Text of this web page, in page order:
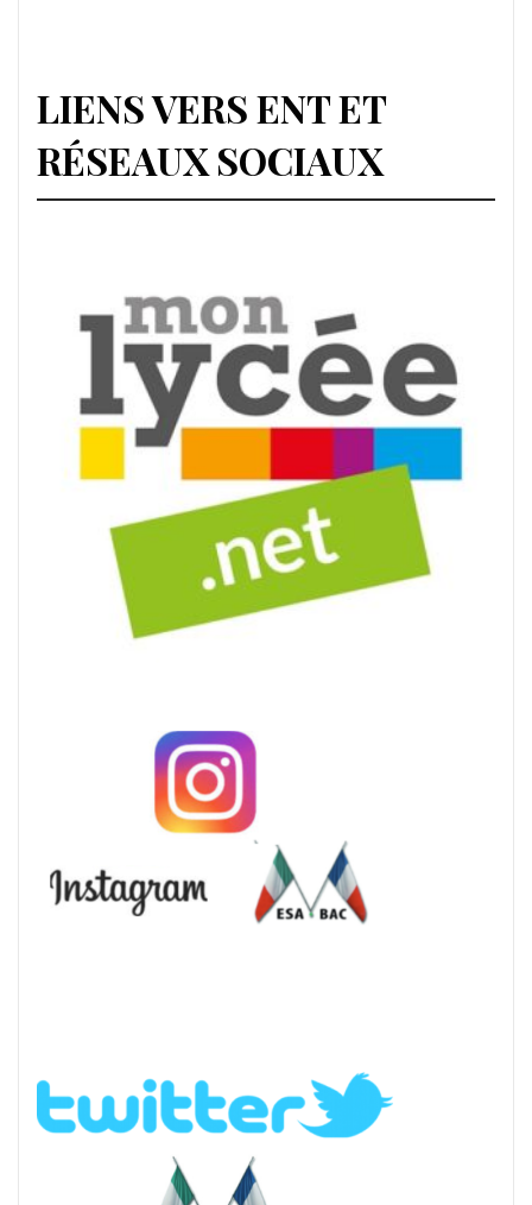
LIENS VERS ENT ET
RÉSEAUX SOCIAUX